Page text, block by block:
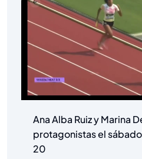
Ana Alba Ruiz y Marina
protagonistas el
20